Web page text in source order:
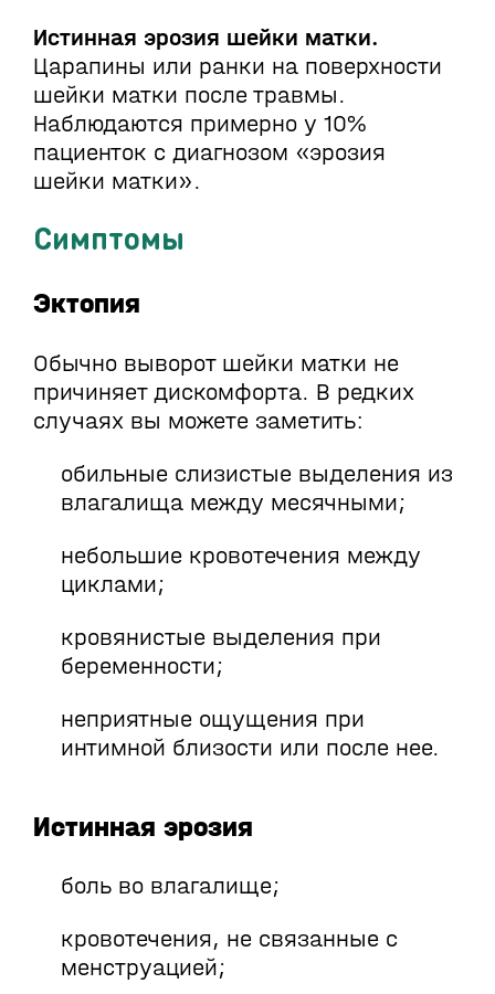
Истинная эрозия шейки матки.
Царапины или ранки на поверхности
шейки матки после травмы.
Наблюдаются примерно у 10%
пациенток с диагнозом «эрозия
шейки матки».
Симптомы
Эктопия
Обычно выворот шейки матки не
причиняет дискомфорта. В редких
случаях вы можете заметить:
обильные слизистые выделения из
влагалища между месячными;
небольшие кровотечения между
циклами;
кровянистые выделения при
беременности;
неприятные ощущения при
интимной близости или после нее.
Истинная эрозия
боль во влагалище;
кровотечения, не связанные с
менструацией;